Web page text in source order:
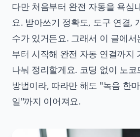
다만 처음부터 완전 자동을 욕심
요. 받아쓰기 정확도, 도구 연결,
수가 있거든요. 그래서 이 글에
부터 시작해 완전 자동 연결까지
나눠 정리할게요. 코딩 없이 노
방법이라, 따라만 해도 "녹음 한
일"까지 이어져요.